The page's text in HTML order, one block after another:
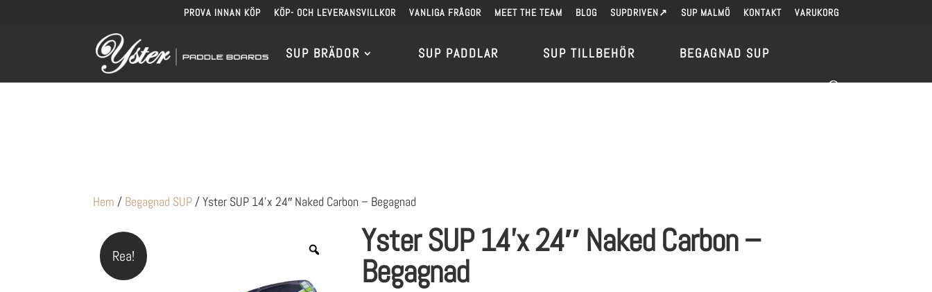
PROVA INNAN KÖP KÖP- OCH LEVERANSVILLKOR VANLIGA FRÅGOR MEET THE TEAM BLOG SUPDRIVEN↗ SUP MALMÖ KONTAKT VARUKORG
SUP BRÄDOR SUP PADDLAR SUP TILLBEHÖR BEGAGNAD SUP
Hem / Begagnad SUP / Yster SUP 14’x 24″ Naked Carbon – Begagnad
Rea! Yster SUP 14’x 24″ Naked Carbon –
Begagnad